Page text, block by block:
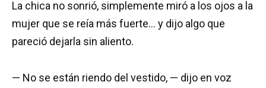
La chica no sonrió, simplemente miró a los ojos a la
mujer que se reía más fuerte… y dijo algo que
pareció dejarla sin aliento.
— No se están riendo del vestido, — dijo en voz